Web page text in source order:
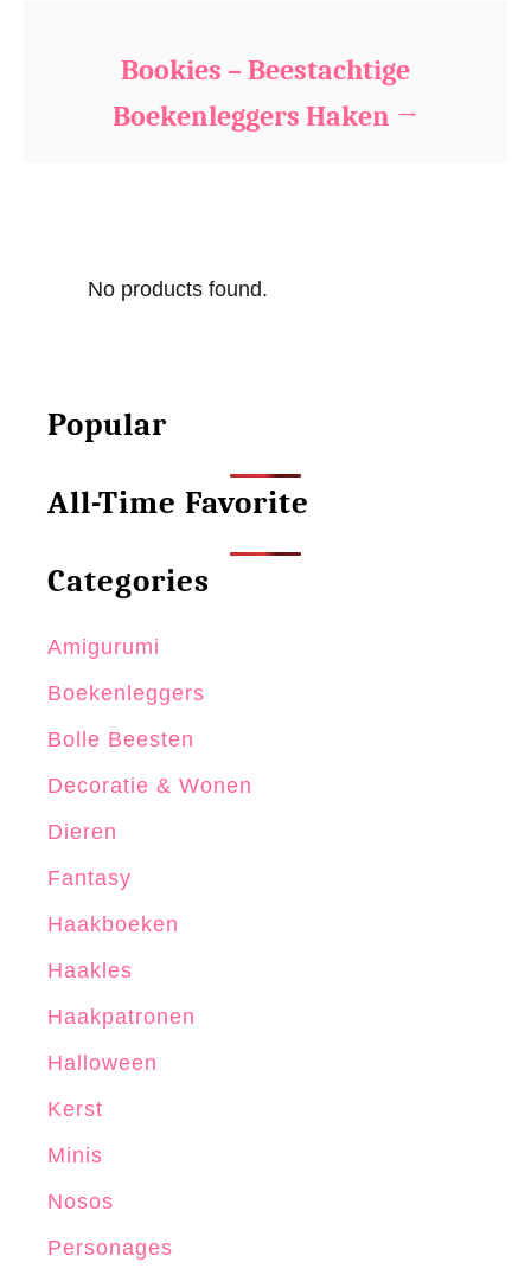
Bookies – Beestachtige
Boekenleggers Haken
No products found.
Popular
All-Time Favorite
Categories
Amigurumi
Boekenleggers
Bolle Beesten
Decoratie & Wonen
Dieren
Fantasy
Haakboeken
Haakles
Haakpatronen
Halloween
Kerst
Minis
Nosos
Personages